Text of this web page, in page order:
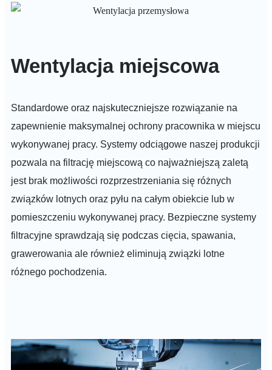
Wentylacja miejscowa
Standardowe oraz najskuteczniejsze rozwiązanie na
zapewnienie maksymalnej ochrony pracownika w miejscu
wykonywanej pracy. Systemy odciągowe naszej produkcji
pozwala na filtrację miejscową co najważniejszą zaletą
jest brak możliwości rozprzestrzeniania się różnych
związków lotnych oraz pyłu na całym obiekcie lub w
pomieszczeniu wykonywanej pracy. Bezpieczne systemy
filtracyjne sprawdzają się podczas cięcia, spawania,
grawerowania ale również eliminują związki lotne
różnego pochodzenia.